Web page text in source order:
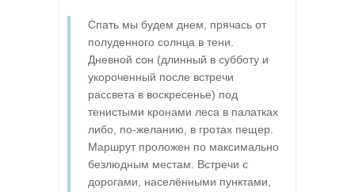
Спать мы будем днем, прячась от
полуденного солнца в тени.
Дневной сон (длинный в субботу и
укороченный после встречи
рассвета в воскресенье) под
тенистыми кронами леса в палатках
либо, по-желанию, в гротах пещер.
Маршрут проложен по максимально
безлюдным местам. Встречи с
дорогами, населёнными пунктами,